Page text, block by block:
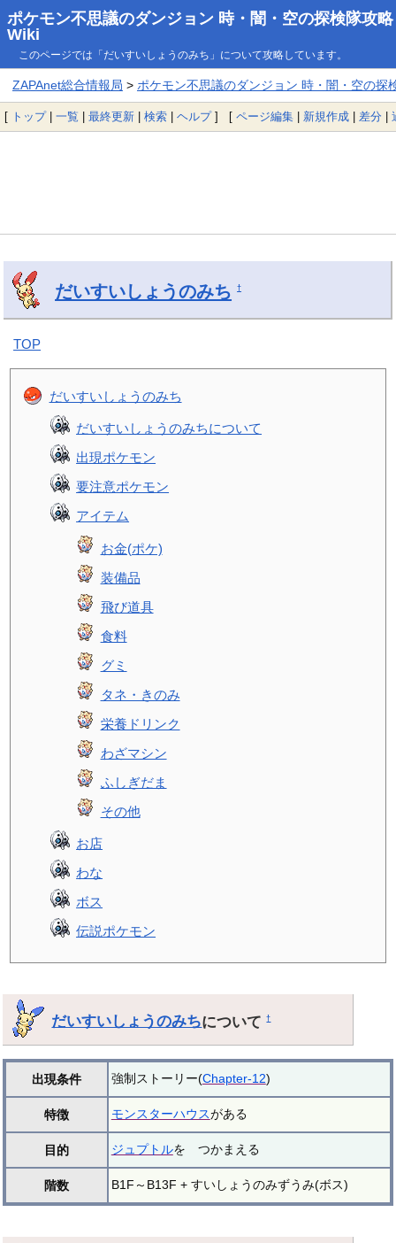
ポケモン不思議のダンジョン 時・闇・空の探検隊攻略
Wiki
このページでは「だいすいしょうのみち」について攻略しています。
ZAPAnet総合情報局 > ポケモン不思議のダンジョン 時・闇・空の探
[ トップ| 一覧 | 最終更新 | 検索 | ヘルプ] [ ページ編集 | 新規作成 | 差分 |
だいすいしょうのみち †
TOP
だいすいしょうのみち
だいすいしょうのみちについて
出現ポケモン
要注意ポケモン
アイテム
お金(ポケ)
装備品
飛び道具
食料
グミ
タネ・きのみ
栄養ドリンク
わざマシン
ふしぎだま
その他
お店
わな
ボス
伝説ポケモン
だいすいしょうのみちについて†
出現条件 強制ストーリー(Chapter-12)
特徴 モンスターハウスがある
目的 ジュプトルを つかまえる
階数 B1F～B13F + すいしょうのみずうみ(ボス)